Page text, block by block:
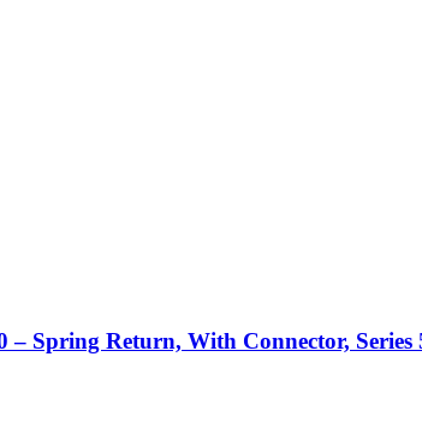
– Spring Return, With Connector,